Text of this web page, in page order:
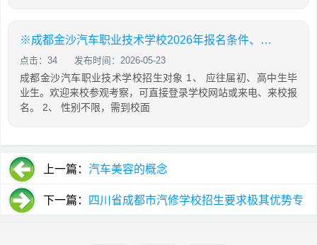
※成都金沙汽车职业技术学校2026年报名条件、招生对象
点击：34 发布时间：2026-05-23
成都金沙汽车职业技术学校招生对象 1、 应往届初、高中生毕
业生。欢迎来校参观考察，可直接登录学校网站或来电、来校报
名。 2、 性别不限，需到校面
上一篇： 汽车美容的概念
下一篇： 四川省成都市汽修学校招生要求极其优势专